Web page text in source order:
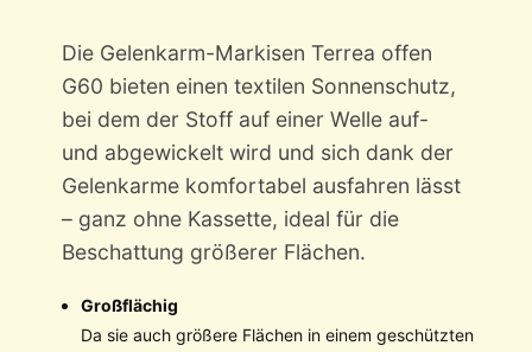
Die Gelenkarm-Markisen Terrea offen
G60 bieten einen textilen Sonnenschutz,
bei dem der Stoff auf einer Welle auf-
und abgewickelt wird und sich dank der
Gelenkarme komfortabel ausfahren lässt
– ganz ohne Kassette, ideal für die
Beschattung größerer Flächen.
Großflächig
Da sie auch größere Flächen in einem geschützten